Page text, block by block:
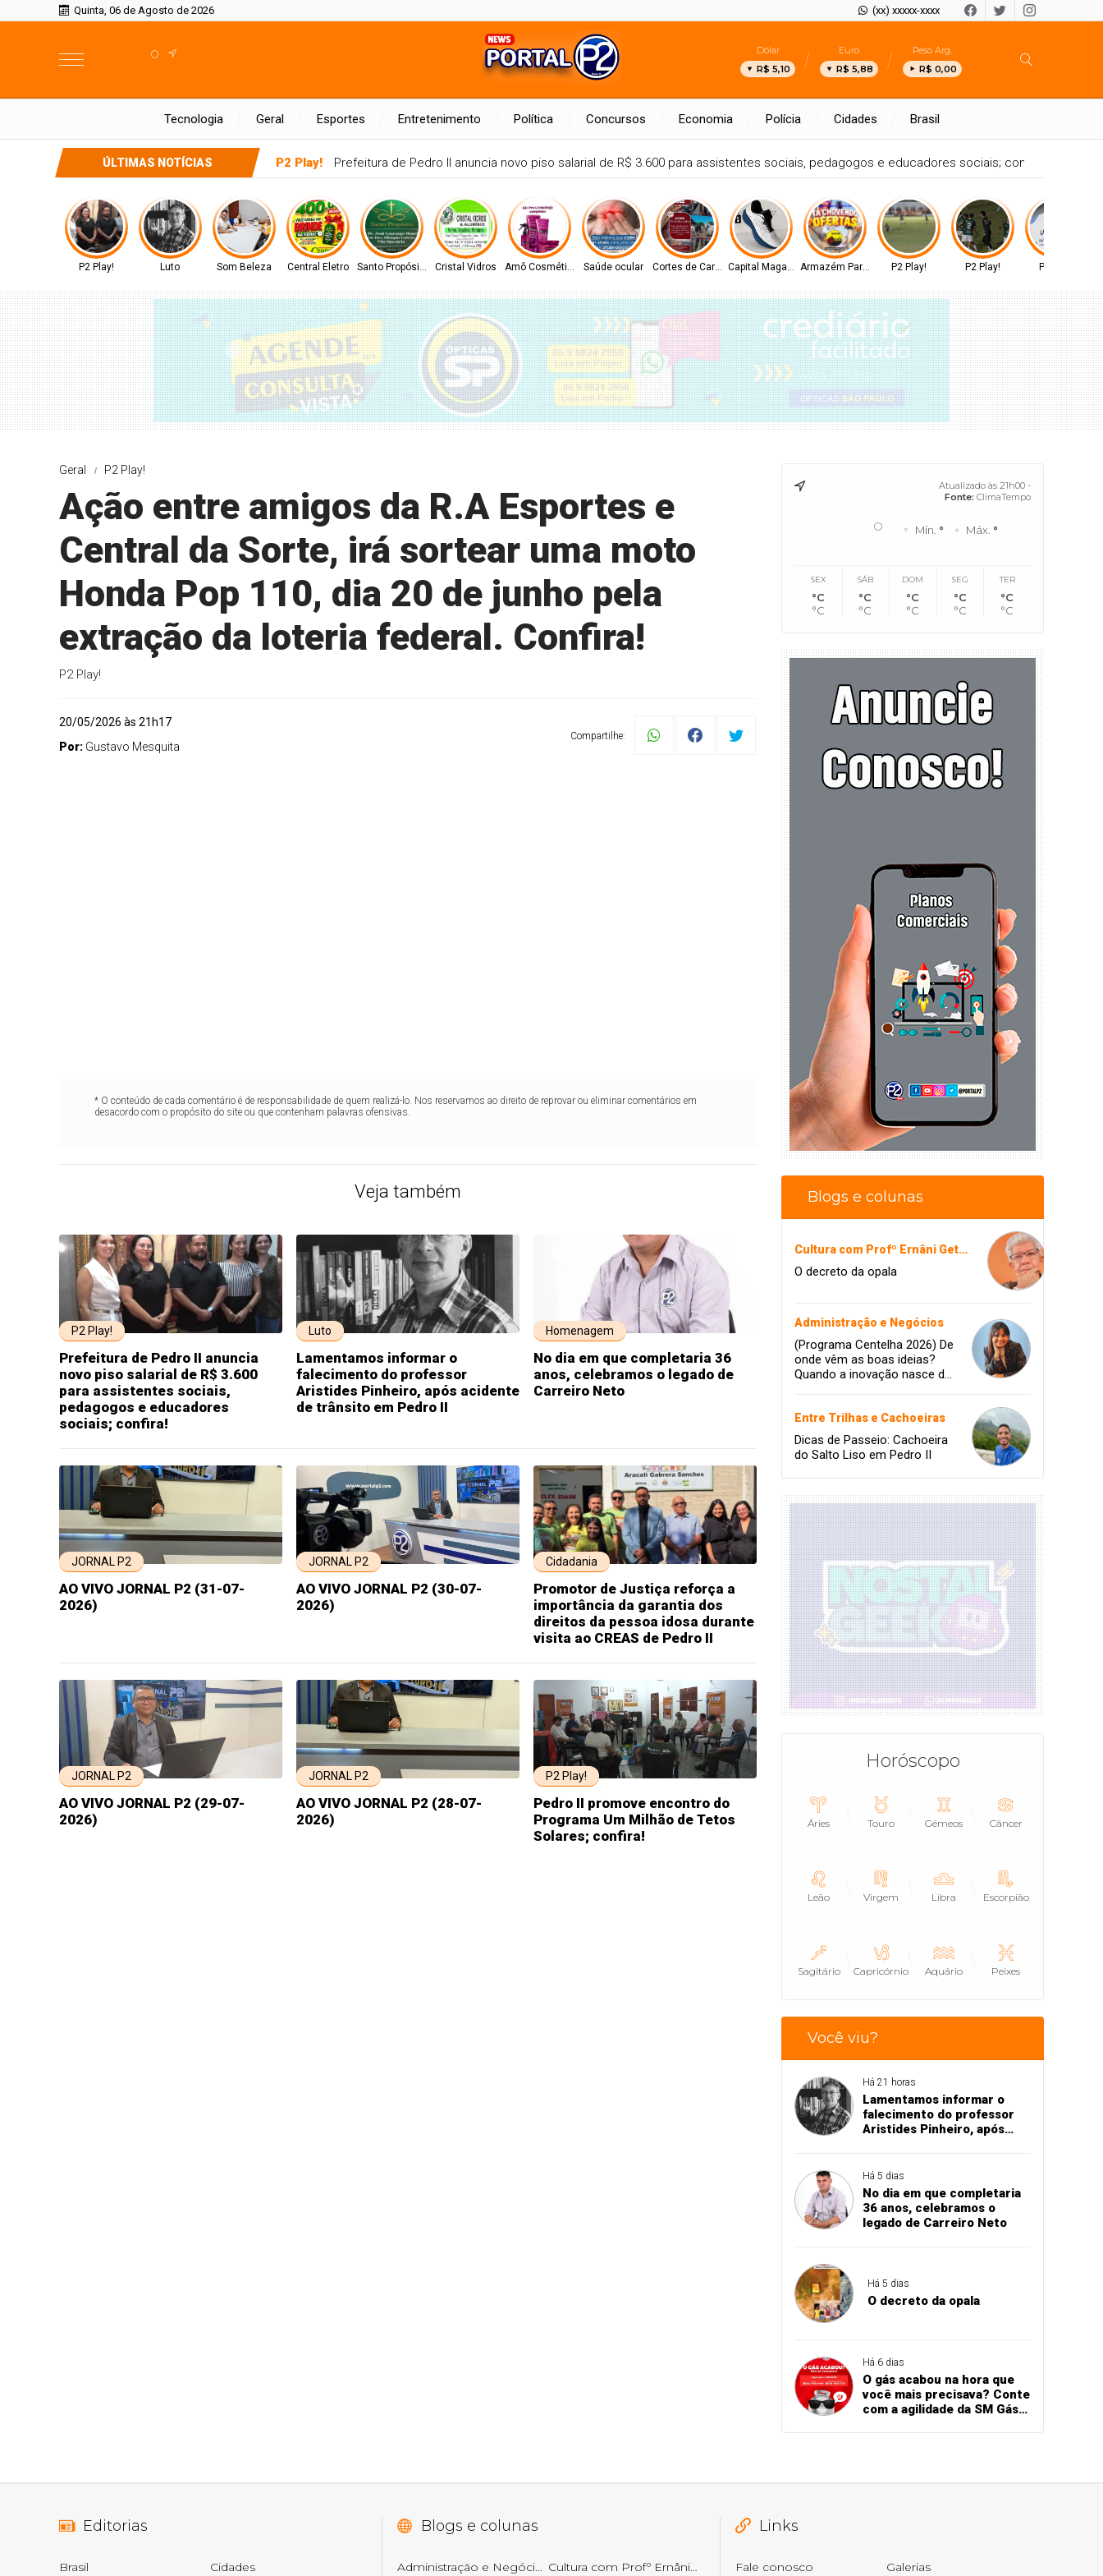
Quinta, 06 de Agosto de 2026 (xx) xxxxx-xxxx
°
Dólar
R$ 5,10
Euro
R$ 5,88
Peso Arg.
R$ 0,00
Tecnologia Geral Esportes Entretenimento Política Concursos Economia Polícia Cidades Brasil
ÚLTIMAS NOTÍCIAS P2 Play! Prefeitura de Pedro II anuncia novo piso salarial de R$ 3.600 para assistentes sociais, pedagogos e educadores sociais; confira!
P2 Play! Luto Som Beleza Central Eletro Santo Propósito Cristal Vidros Amô CosméticosSaúde ocular Cortes de Carne Capital MagazineArmazém Paraíba P2 Play! P2 Play! P2 Play!
Geral P2 Play!
Ação entre amigos da R.A Esportes e
Central da Sorte, irá sortear uma moto
Honda Pop 110, dia 20 de junho pela
extração da loteria federal. Confira!
P2 Play!
20/05/2026 às 21h17
Por: Gustavo Mesquita
Compartilhe:
* O conteúdo de cada comentário é de responsabilidade de quem realizá-lo. Nos reservamos ao direito de reprovar ou eliminar comentários em
desacordo com o propósito do site ou que contenham palavras ofensivas.
Veja também
P2 Play!
Prefeitura de Pedro II anuncia
novo piso salarial de R$ 3.600
para assistentes sociais,
pedagogos e educadores
sociais; confira!
Luto
Lamentamos informar o
falecimento do professor
Aristides Pinheiro, após acidente
de trânsito em Pedro II
Homenagem
No dia em que completaria 36
anos, celebramos o legado de
Carreiro Neto
JORNAL P2
AO VIVO JORNAL P2 (31-07-
2026)
JORNAL P2
AO VIVO JORNAL P2 (30-07-
2026)
Cidadania
Promotor de Justiça reforça a
importância da garantia dos
direitos da pessoa idosa durante
visita ao CREAS de Pedro II
JORNAL P2
AO VIVO JORNAL P2 (29-07-
2026)
JORNAL P2
AO VIVO JORNAL P2 (28-07-
2026)
P2 Play!
Pedro II promove encontro do
Programa Um Milhão de Tetos
Solares; confira!
Atualizado às 21h00 -
Fonte: ClimaTempo
° Mín. ° Máx. °
SEX
°C
°C
SÁB
°C
°C
DOM
°C
°C
SEG
°C
°C
TER
°C
°C
Blogs e colunas
Cultura com Profº Ernâni Getirana
O decreto da opala
Administração e Negócios
(Programa Centelha 2026) De
onde vêm as boas ideias?
Quando a inovação nasce da
Entre Trilhas e Cachoeiras
Dicas de Passeio: Cachoeira
do Salto Liso em Pedro II
Horóscopo
Áries Touro Gêmeos Câncer
Leão Virgem Libra Escorpião
Sagitário Capricórnio Aquário Peixes
Você viu?
Há 21 horas
Lamentamos informar o
falecimento do professor
Aristides Pinheiro, após
Há 5 dias
No dia em que completaria
36 anos, celebramos o
legado de Carreiro Neto
Há 5 dias
O decreto da opala
Há 6 dias
O gás acabou na hora que
você mais precisava? Conte
com a agilidade da SM Gás
Editorias
Brasil Cidades
Blogs e colunas Links
Fale conosco Galerias